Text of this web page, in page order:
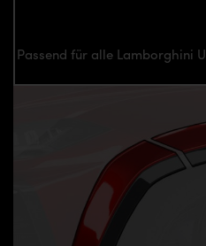
Passend für alle Lamborghini